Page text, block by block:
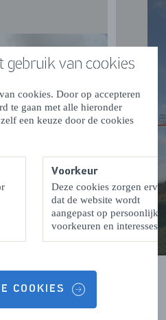
gebruik van cookies
cookies. Door op accepteren
te gaan met alle hieronder
een keuze door de cookies
Voorkeur
Deze cookies zorgen
dat de website wordt
aangepast op persoonlijke
voorkeuren en interesses.
COOKIES